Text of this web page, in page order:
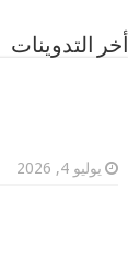
أخر التدوينات
يوليو 4, 2026